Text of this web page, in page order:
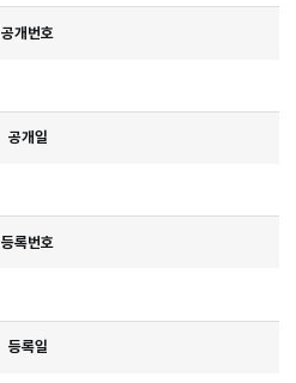
공개번호
공개일
등록번호
등록일